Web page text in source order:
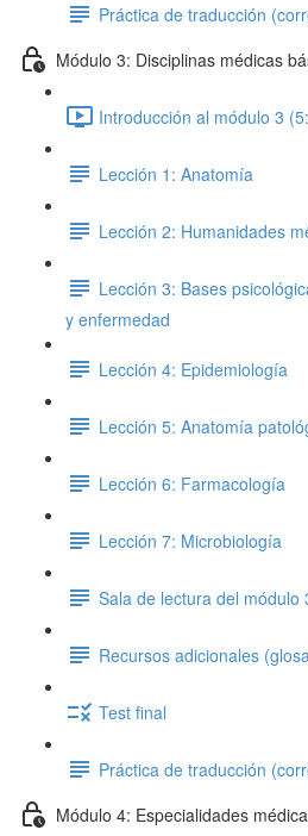
Práctica de traducción
Módulo 3: Disciplinas médicas
Introducción al módulo 3
Lección 1: Anatomía
Lección 2: Humanidades
Lección 3: Bases
y enfermedad
Lección 4: Epidemiología
Lección 5: Anatomía
Lección 6: Farmacología
Lección 7: Microbiología
Sala de lectura del módulo
Recursos adicionales
Test final
Práctica de traducción
Módulo 4: Especialidades